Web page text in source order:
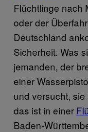
Flüchtlinge nach
oder der
Deutschland
Sicherheit. Was
jemanden, der
einer
und versucht,
das ist in einer
Baden-